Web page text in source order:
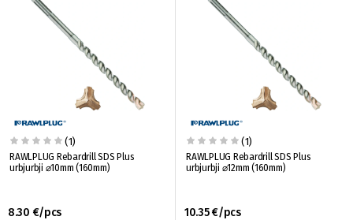
(1)
RAWLPLUG Rebardrill SDS Plus
urbjurbji ⌀10mm (160mm)
8.30 €/pcs
(1)
RAWLPLUG Rebardrill SDS Plus
urbjurbji ⌀12mm (160mm)
10.35 €/pcs